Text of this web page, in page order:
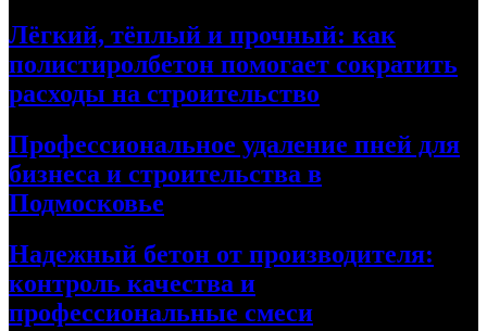
Лёгкий, тёплый и прочный: как
полистиролбетон помогает сократить
расходы на строительство
Профессиональное удаление пней для
бизнеса и строительства в
Подмосковье
Надежный бетон от производителя:
контроль качества и
профессиональные смеси